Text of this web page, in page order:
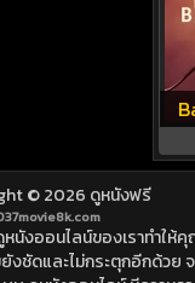
© 2026 ดูหนังฟรี
นังออนไลน์ของเราทำให้
งชัดและไม่กระตุกอีกด้วย จ